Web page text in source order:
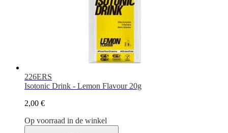
226ERS
Isotonic Drink - Lemon Flavour 20g
2,00 €
Op voorraad in de winkel